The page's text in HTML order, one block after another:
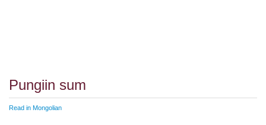
Pungiin sum
Read in Mongolian